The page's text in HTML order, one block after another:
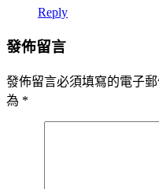
Reply
發佈留言
發佈留言必須填寫的電子
為 *